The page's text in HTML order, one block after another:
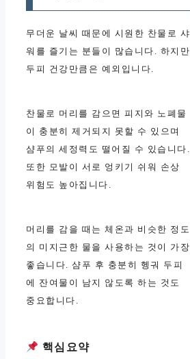
무더운 날씨 때문에 시원한 찬물로 샤
워를 즐기는 분들이 많습니다. 하지만
두피 건강만큼은 예외입니다.
찬물로 머리를 감으면 피지와 노폐물
이 충분히 제거되지 못할 수 있으며
샴푸의 세정력도 떨어질 수 있습니다.
또한 모발이 서로 엉키기 쉬워 손상
위험도 높아집니다.
머리를 감을 때는 체온과 비슷한 정도
의 미지근한 물을 사용하는 것이 가장
좋습니다. 샴푸 후 충분히 헹궈 두피
에 잔여물이 남지 않도록 하는 것도
중요합니다.
핵심요약